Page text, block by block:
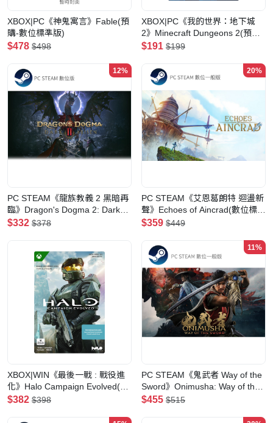
XBOX|PC《神鬼寓言》Fable(預
購-數位標準版)
$478 $498
XBOX|PC《我的世界：地下城
2》Minecraft Dungeons 2(預購-
數位標準版)
$191 $199
12%
PC STEAM《龍族教義 2 黑暗再
臨》Dragon's Dogma 2: Dark
Arisen(數位版)
$332 $378
20%
PC STEAM《艾恩葛朗特 迴盪新
聲》Echoes of Aincrad(數位標準
版)
$359 $449
XBOX|WIN《最後一戰 : 戰役進
化》Halo Campaign Evolved(預
購-數位標準版)
$382 $398
11%
PC STEAM《鬼武者 Way of the
Sword》Onimusha: Way of the
Sword(數位一般版)
$455 $515